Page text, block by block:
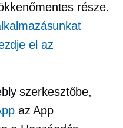
része.
el az
szerkesztőbe,
az App